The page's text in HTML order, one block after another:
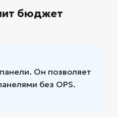
бюджет
Он позволяет
без OPS.